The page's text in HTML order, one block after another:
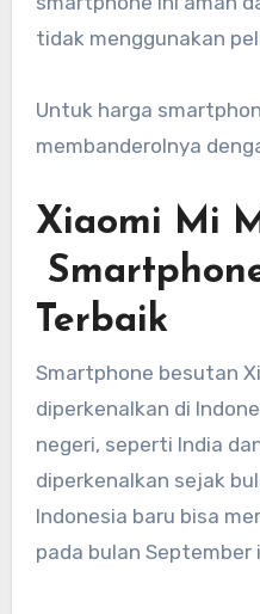
tidak menggunakan
Untuk harga
membanderolnya
Xiaomi Mi
Terbaik
Smartphone besutan
diperkenalkan di
negeri, seperti India
diperkenalkan sejak
Indonesia baru bisa
pada bulan September